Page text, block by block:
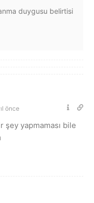
duygusu belirtisi
önce
şey yapmaması bile